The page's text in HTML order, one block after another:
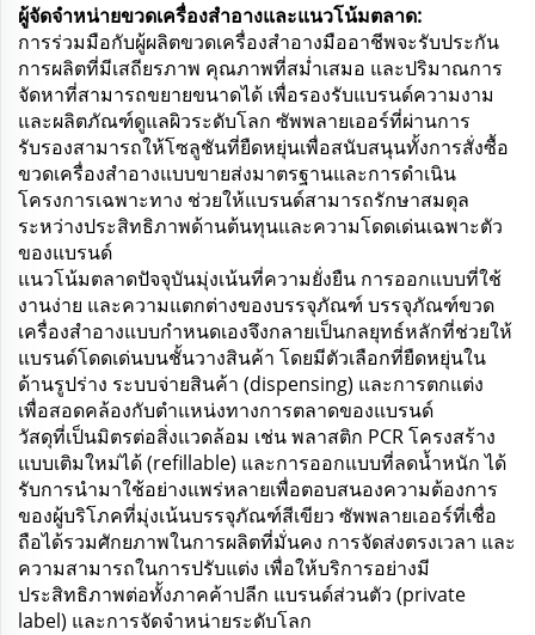
ผู้จัดจำหน่ายขวดเครื่องสำอางและแนวโน้มตลาด:
การร่วมมือกับผู้ผลิตขวดเครื่องสำอางมืออาชีพจะรับประกัน
การผลิตที่มีเสถียรภาพ คุณภาพที่สม่ำเสมอ และปริมาณการ
จัดหาที่สามารถขยายขนาดได้ เพื่อรองรับแบรนด์ความงาม
และผลิตภัณฑ์ดูแลผิวระดับโลก ซัพพลายเออร์ที่ผ่านการ
รับรองสามารถให้โซลูชันที่ยืดหยุ่นเพื่อสนับสนุนทั้งการสั่งซื้อ
ขวดเครื่องสำอางแบบขายส่งมาตรฐานและการดำเนิน
โครงการเฉพาะทาง ช่วยให้แบรนด์สามารถรักษาสมดุล
ระหว่างประสิทธิภาพด้านต้นทุนและความโดดเด่นเฉพาะตัว
ของแบรนด์
แนวโน้มตลาดปัจจุบันมุ่งเน้นที่ความยั่งยืน การออกแบบที่ใช้
งานง่าย และความแตกต่างของบรรจุภัณฑ์ บรรจุภัณฑ์ขวด
เครื่องสำอางแบบกำหนดเองจึงกลายเป็นกลยุทธ์หลักที่ช่วยให้
แบรนด์โดดเด่นบนชั้นวางสินค้า โดยมีตัวเลือกที่ยืดหยุ่นใน
ด้านรูปร่าง ระบบจ่ายสินค้า (dispensing) และการตกแต่ง
เพื่อสอดคล้องกับตำแหน่งทางการตลาดของแบรนด์
วัสดุที่เป็นมิตรต่อสิ่งแวดล้อม เช่น พลาสติก PCR โครงสร้าง
แบบเติมใหม่ได้ (refillable) และการออกแบบที่ลดน้ำหนัก ได้
รับการนำมาใช้อย่างแพร่หลายเพื่อตอบสนองความต้องการ
ของผู้บริโภคที่มุ่งเน้นบรรจุภัณฑ์สีเขียว ซัพพลายเออร์ที่เชื่อ
ถือได้รวมศักยภาพในการผลิตที่มั่นคง การจัดส่งตรงเวลา และ
ความสามารถในการปรับแต่ง เพื่อให้บริการอย่างมี
ประสิทธิภาพต่อทั้งภาคค้าปลีก แบรนด์ส่วนตัว (private
label) และการจัดจำหน่ายระดับโลก